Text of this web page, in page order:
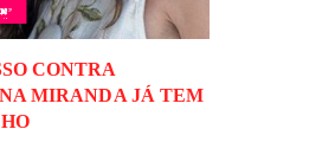
CONTRA
MIRANDA JÁ TEM